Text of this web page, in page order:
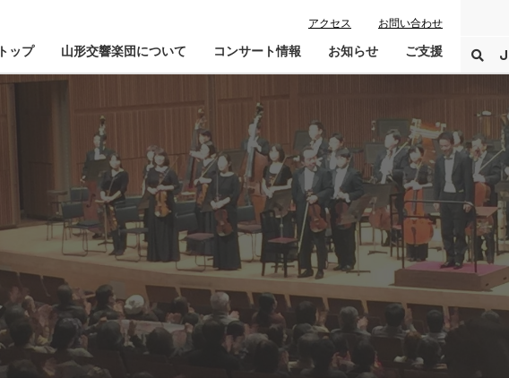
アクセス お問い合わせ
トップ 山形交響楽団について
山響が目指すもの
指揮者・楽団員紹介
山響アマデウスコア
山響の教育・地域交流
動画で見る山響
団体情報
コンサート情報
チケット購入ガイド
鑑賞会員入会
定期演奏会アーカイブ
お知らせ ご支援
寄付控除について